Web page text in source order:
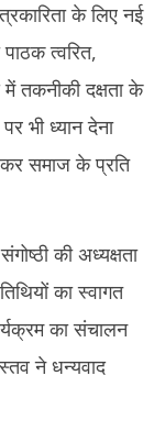
के लिए नई
त्वरित,
तकनीकी दक्षता के
भी ध्यान देना
समाज के प्रति
की अध्यक्षता
का स्वागत
का संचालन
ने धन्यवाद